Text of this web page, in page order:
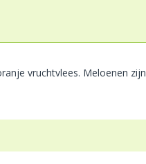
vruchtvlees. Meloenen